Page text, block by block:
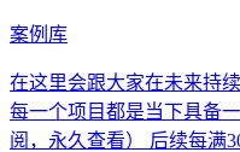
案例库
在这里会跟大家在未来持
每一个项目都是当下具备
阅，永久查看） 后续每满